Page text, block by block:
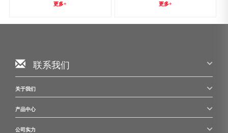
更多+ 更多+
联系我们
关于我们
产品中心
公司实力